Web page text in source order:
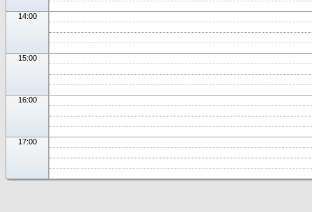
14:00
15:00
16:00
17:00